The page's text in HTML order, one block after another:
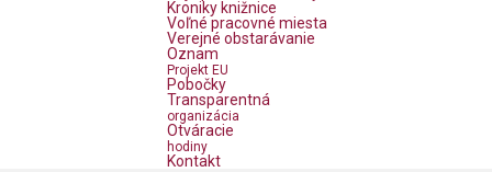
Kroniky knižnice
Voľné pracovné miesta
Verejné obstarávanie
Oznam
Projekt EU
Pobočky
Transparentná
organizácia
Otváracie
hodiny
Kontakt